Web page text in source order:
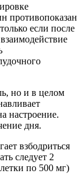
противопоказан
если после
но и в целом
настроение.
дня.
взбодриться
следует 2
по 500 мг)